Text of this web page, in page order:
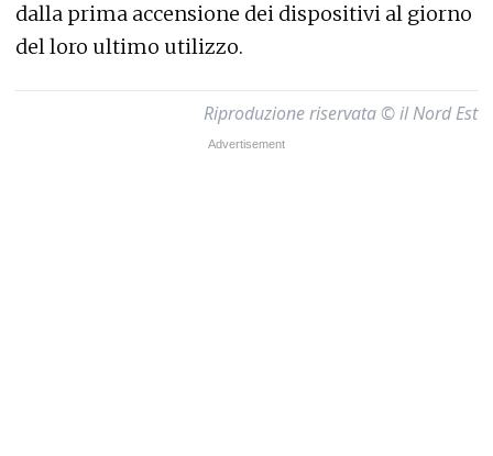
dalla prima accensione dei dispositivi al giorno
del loro ultimo utilizzo.
Riproduzione riservata © il Nord Est